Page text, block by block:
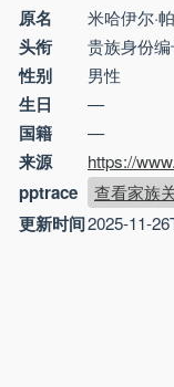
原名 米哈伊尔·
头衔 贵族身份
性别 男性
生日 —
国籍 —
来源 https://
pptrace 查看家族
更新时间2025-11-